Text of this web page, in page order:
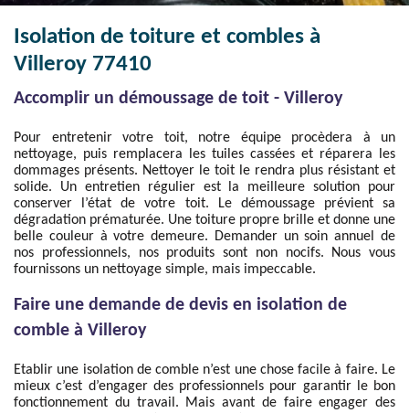
Isolation de toiture et combles à
Villeroy 77410
Accomplir un démoussage de toit - Villeroy
Pour entretenir votre toit, notre équipe procèdera à un
nettoyage, puis remplacera les tuiles cassées et réparera les
dommages présents. Nettoyer le toit le rendra plus résistant et
solide. Un entretien régulier est la meilleure solution pour
conserver l’état de votre toit. Le démoussage prévient sa
dégradation prématurée. Une toiture propre brille et donne une
belle couleur à votre demeure. Demander un soin annuel de
nos professionnels, nos produits sont non nocifs. Nous vous
fournissons un nettoyage simple, mais impeccable.
Faire une demande de devis en isolation de
comble à Villeroy
Etablir une isolation de comble n’est une chose facile à faire. Le
mieux c’est d’engager des professionnels pour garantir le bon
fonctionnement du travail. Mais avant de faire engager des